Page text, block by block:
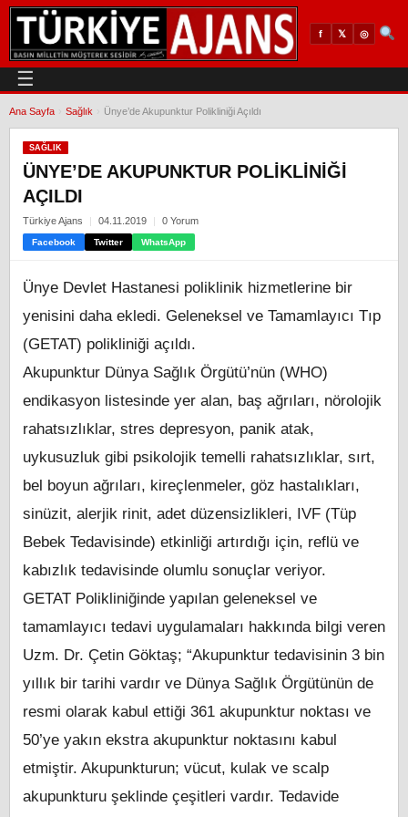
f 𝕏 ◎
☰
Ana Sayfa Sağlık Ünye’de Akupunktur Polikliniği Açıldı
SAĞLIK
ÜNYE’DE AKUPUNKTUR POLIKLINIĞI
AÇILDI
Türkiye Ajans 04.11.2019 0 Yorum
Facebook Twitter WhatsApp
Ünye Devlet Hastanesi poliklinik hizmetlerine bir
yenisini daha ekledi. Geleneksel ve Tamamlayıcı Tıp
(GETAT) polikliniği açıldı.
Akupunktur Dünya Sağlık Örgütü’nün (WHO)
endikasyon listesinde yer alan, baş ağrıları, nörolojik
rahatsızlıklar, stres depresyon, panik atak,
uykusuzluk gibi psikolojik temelli rahatsızlıklar, sırt,
bel boyun ağrıları, kireçlenmeler, göz hastalıkları,
sinüzit, alerjik rinit, adet düzensizlikleri, IVF (Tüp
Bebek Tedavisinde) etkinliği artırdığı için, reflü ve
kabızlık tedavisinde olumlu sonuçlar veriyor.
GETAT Polikliniğinde yapılan geleneksel ve
tamamlayıcı tedavi uygulamaları hakkında bilgi veren
Uzm. Dr. Çetin Göktaş; “Akupunktur tedavisinin 3 bin
yıllık bir tarihi vardır ve Dünya Sağlık Örgütünün de
resmi olarak kabul ettiği 361 akupunktur noktası ve
50’ye yakın ekstra akupunktur noktasını kabul
etmiştir. Akupunkturun; vücut, kulak ve scalp
akupunkturu şeklinde çeşitleri vardır. Tedavide